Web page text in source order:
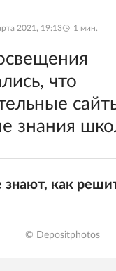
2021, 19:13 1 мин.
что
знания
знают, как
© Depositphotos